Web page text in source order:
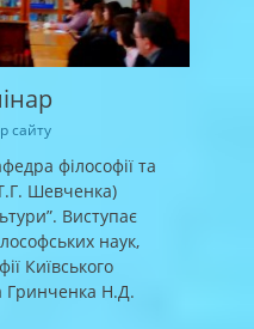
сайту
філософії та
Шевченка)
Виступає
наук,
Київського
Гринченка Н.Д.